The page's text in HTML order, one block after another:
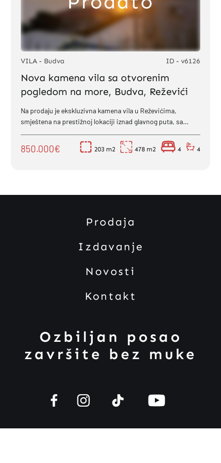
VILA - Budva ID - v6126
Nova kamena vila sa otvorenim
pogledom na more, Budva, Reževići
Na prodaju je ekskluzivna kamena vila u Reževićima,
smještena na prestižnoj lokaciji iznad glavnog puta, sa
850.000€ 203 478 4 4
Prodaja
Izdavanje
Novosti
Kontakt
Ozbiljan posao
završite bez muke